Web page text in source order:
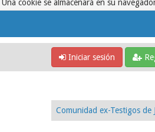
Una cookie se almacenará en su
Iniciar sesión
Comunidad ex-Testigos de